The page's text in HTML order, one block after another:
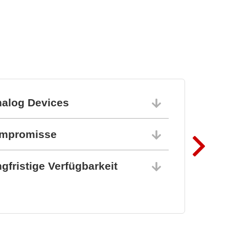
Devices
Verfügbarkeit